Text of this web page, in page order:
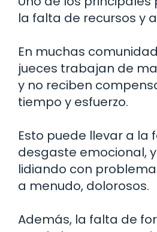
la falta de recursos y
En muchas
jueces trabajan de
y no reciben
tiempo y esfuerzo.
Esto puede llevar a la
desgaste emocional,
lidiando con
a menudo, dolorosos.
Además, la falta de